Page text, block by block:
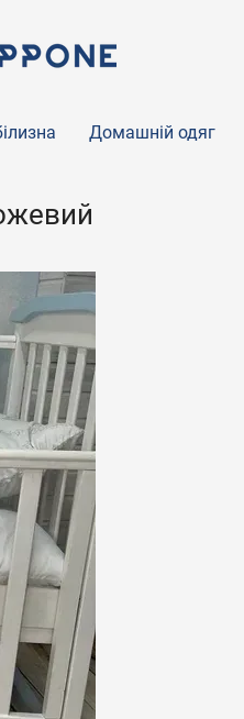
Домашній одяг